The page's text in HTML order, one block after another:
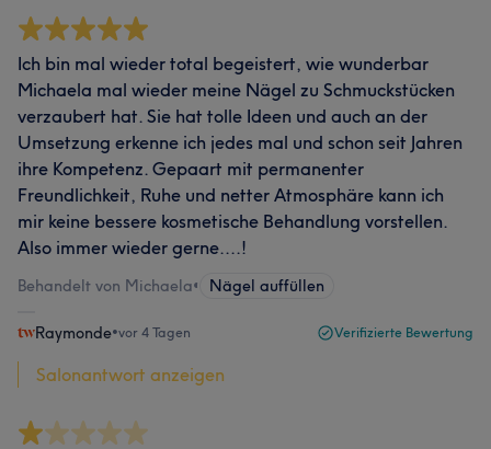
Ich bin mal wieder total begeistert, wie wunderbar
Michaela mal wieder meine Nägel zu Schmuckstücken
verzaubert hat. Sie hat tolle Ideen und auch an der
Umsetzung erkenne ich jedes mal und schon seit Jahren
ihre Kompetenz. Gepaart mit permanenter
Freundlichkeit, Ruhe und netter Atmosphäre kann ich
mir keine bessere kosmetische Behandlung vorstellen.
Also immer wieder gerne....!
Behandelt von Michaela• Nägel auffüllen
Raymonde•vor 4 Tagen Verifizierte Bewertung
Salonantwort anzeigen